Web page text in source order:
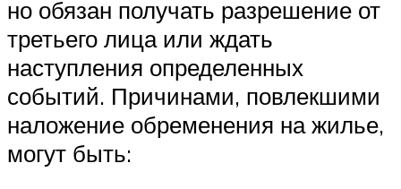
но обязан получать разрешение от
третьего лица или ждать
наступления определенных
событий. Причинами, повлекшими
наложение обременения на жилье,
могут быть: